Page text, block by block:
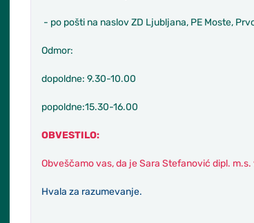
- po pošti na naslov ZD Ljubljana, PE Moste,
Odmor:
dopoldne: 9.30-10.00
popoldne:15.30-16.00
OBVESTILO:
Obveščamo vas, da je Sara Stefanović dipl.
Hvala za razumevanje.